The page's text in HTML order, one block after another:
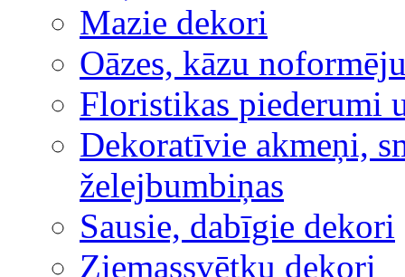
Mazie dekori
Oāzes, kāzu
Floristikas piederumi
Dekoratīvie akmeņi,
želejbumbiņas
Sausie, dabīgie dekori
Ziemassvētku dekori